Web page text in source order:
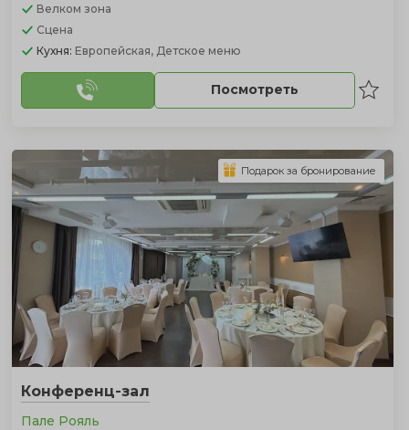
Велком зона
Сцена
Кухня: Европейская, Детское меню
Посмотреть
Конференц-зал
Пале Рояль
Подарок за бронирование